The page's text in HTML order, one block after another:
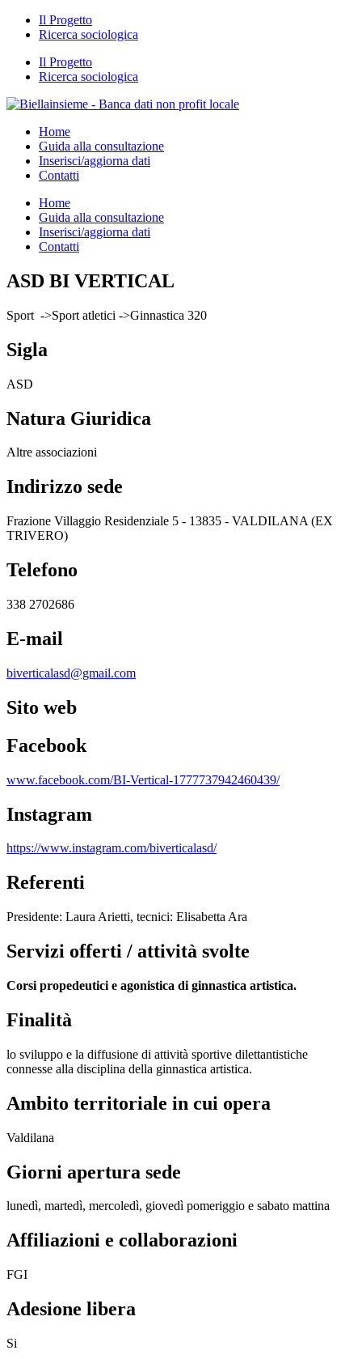
Il Progetto
Ricerca sociologica
Il Progetto
Ricerca sociologica
Home
Guida alla consultazione
Inserisci/aggiorna dati
Contatti
Home
Guida alla consultazione
Inserisci/aggiorna dati
Contatti
ASD BI VERTICAL
Sport ->Sport atletici ->Ginnastica 320
Sigla
ASD
Natura Giuridica
Altre associazioni
Indirizzo sede
Frazione Villaggio Residenziale 5 - 13835 - VALDILANA (EX
TRIVERO)
Telefono
338 2702686
E-mail
biverticalasd@gmail.com
Sito web
Facebook
www.facebook.com/BI-Vertical-1777737942460439/
Instagram
https://www.instagram.com/biverticalasd/
Referenti
Presidente: Laura Arietti, tecnici: Elisabetta Ara
Servizi offerti / attività svolte
Corsi propedeutici e agonistica di ginnastica artistica.
Finalità
lo sviluppo e la diffusione di attività sportive dilettantistiche
connesse alla disciplina della ginnastica artistica.
Ambito territoriale in cui opera
Valdilana
Giorni apertura sede
lunedì, martedì, mercoledì, giovedì pomeriggio e sabato mattina
Affiliazioni e collaborazioni
FGI
Adesione libera
Si